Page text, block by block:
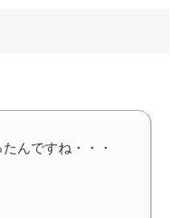
んですね・・・